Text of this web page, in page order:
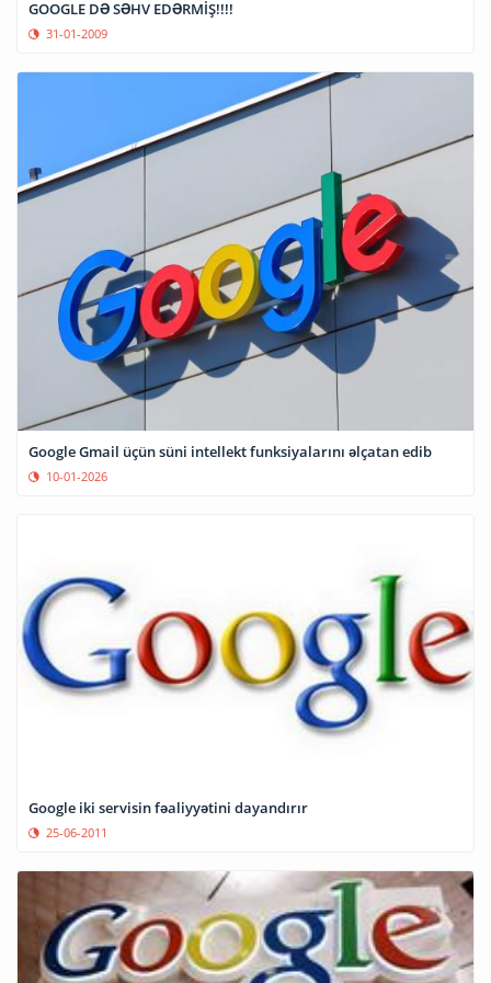
GOOGLE DƏ SƏHV EDƏRMİŞ!!!!
31-01-2009
Google Gmail üçün süni intellekt funksiyalarını əlçatan edib
10-01-2026
Google iki servisin fəaliyyətini dayandırır
25-06-2011